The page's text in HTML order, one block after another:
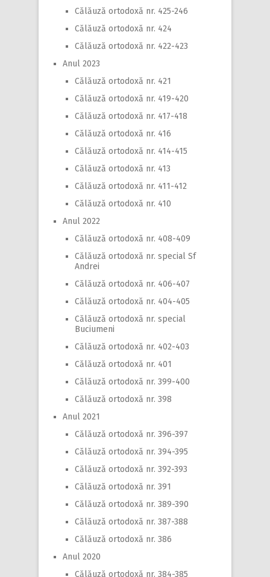
Călăuză ortodoxă nr. 425-246
Călăuză ortodoxă nr. 424
Călăuză ortodoxă nr. 422-423
Anul 2023
Călăuză ortodoxă nr. 421
Călăuză ortodoxă nr. 419-420
Călăuză ortodoxă nr. 417-418
Călăuză ortodoxă nr. 416
Călăuză ortodoxă nr. 414-415
Călăuză ortodoxă nr. 413
Călăuză ortodoxă nr. 411-412
Călăuză ortodoxă nr. 410
Anul 2022
Călăuză ortodoxă nr. 408-409
Călăuză ortodoxă nr. special Sf
Andrei
Călăuză ortodoxă nr. 406-407
Călăuză ortodoxă nr. 404-405
Călăuză ortodoxă nr. special
Buciumeni
Călăuză ortodoxă nr. 402-403
Călăuză ortodoxă nr. 401
Călăuză ortodoxă nr. 399-400
Călăuză ortodoxă nr. 398
Anul 2021
Călăuză ortodoxă nr. 396-397
Călăuză ortodoxă nr. 394-395
Călăuză ortodoxă nr. 392-393
Călăuză ortodoxă nr. 391
Călăuză ortodoxă nr. 389-390
Călăuză ortodoxă nr. 387-388
Călăuză ortodoxă nr. 386
Anul 2020
Călăuză ortodoxă nr. 384-385